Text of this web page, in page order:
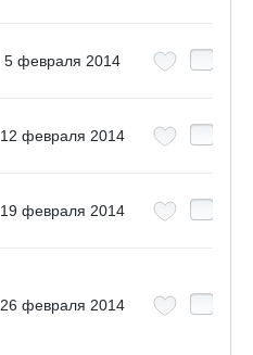
5 февраля 2014
12 февраля 2014
19 февраля 2014
26 февраля 2014